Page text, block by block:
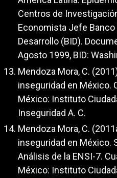
Centros de
Economista Jefe
Desarrollo (BID).
Agosto 1999, BID:
Mendoza Mora, C.
inseguridad en México.
México: Instituto
Inseguridad A. C.
Mendoza Mora, C.
inseguridad en México.
Análisis de la ENSI-7.
México: Instituto